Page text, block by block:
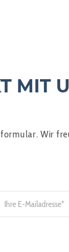
MIT
Wir